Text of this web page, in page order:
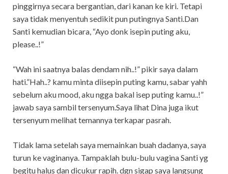
pinggirnya secara bergantian, dari kanan ke kiri. Tetapi
saya tidak menyentuh sedikit pun putingnya Santi.Dan
Santi kemudian bicara, “Ayo donk isepin puting aku,
please..!”
“Wah ini saatnya balas dendam nih..!” pikir saya dalam
hati.”Hah..? kamu minta diisepin puting kamu, sabar yahh
sebelum aku mood, aku ngga bakal isep puting kamu..!”
jawab saya sambil tersenyum.Saya lihat Dina juga ikut
tersenyum melihat temannya terkapar pasrah.
Tidak lama setelah saya memainkan buah dadanya, saya
turun ke vaginanya. Tampaklah bulu-bulu vagina Santi yg
begitu halus dan dicukur rapih. dgn sigap saya langsung